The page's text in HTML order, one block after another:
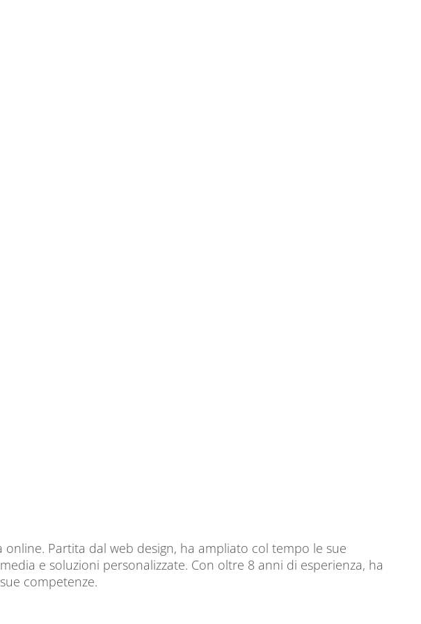
Partita dal web design, ha ampliato col tempo le sue
e soluzioni personalizzate. Con oltre 8 anni di esperienza, ha
competenze.